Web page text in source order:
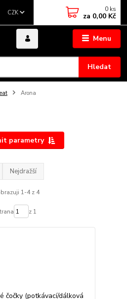
Menu
CZK
Hledat
0 ks
za 0,00 Kč
Arona
parametry
Nejdražší
1-4 z 4
z 1